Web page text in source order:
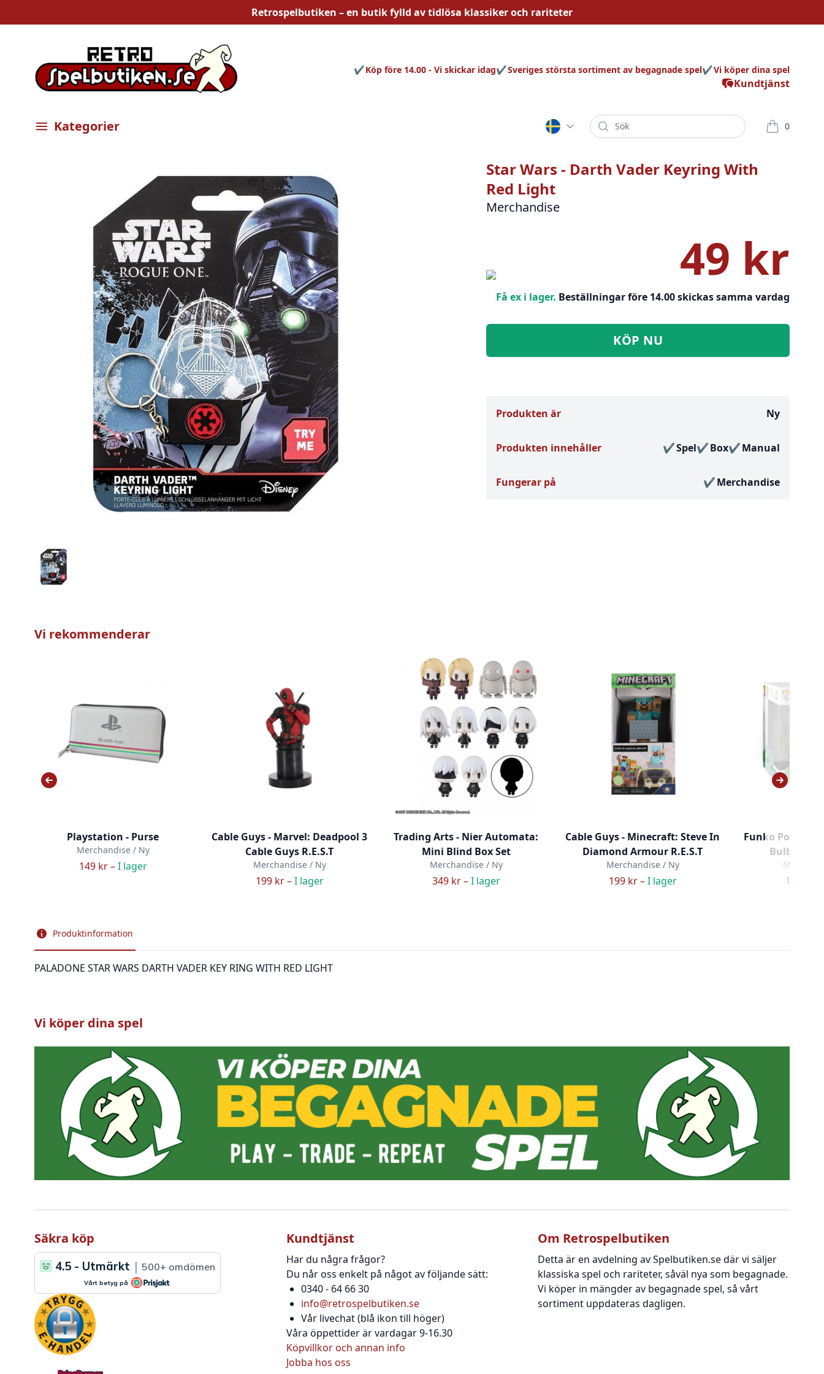
Retrospelbutiken – en butik fylld avtidlösa klassiker och rariteter
Kundtjänst
Köp före 14.00 - Vi skickar idag Sveriges största sortiment av begagnade spel Vi köper dina spel
Öppna meny
Kategorier Sök 0
varor i
Star Wars - Darth Vader Keyring With
Red Light
Merchandise
49 kr
Få ex i lager. Beställningar före 14.00 skickas samma vardag
KÖP NU
Produkten är Ny
Produkten innehåller Spel Box Manual
Fungerar på Merchandise
Vi rekommenderar
Playstation - Purse
Merchandise / Ny
149 kr –I lager
Cable Guys - Marvel: Deadpool 3
Cable Guys R.E.S.T
Merchandise / Ny
199 kr –I lager
Trading Arts - Nier Automata:
Mini Blind Box Set
Merchandise / Ny
349 kr –I lager
Cable Guys - Minecraft: Steve In
Diamond Armour R.E.S.T
Merchandise / Ny
199 kr –I lager
Funko Pop!
Bulbasaur
199 kr –
Produktinformation
PALADONE STAR WARS DARTH VADER KEY RING WITH RED LIGHT
Vi köper dina spel
Säkra köp Kundtjänst
Har du några frågor?
Du når oss enkelt på något av följande sätt:
0340 - 64 66 30
info@retrospelbutiken.se
Vår livechat (blå ikon till höger)
Våra öppettider är vardagar 9-16.30
Köpvillkor och annan info
Jobba hos oss
Om Retrospelbutiken
Detta är en avdelning av Spelbutiken.se där vi säljer
klassiska spel och rariteter, såväl nya som begagnade.
Vi köper in mängder av begagnade spel, så vårt
sortiment uppdateras dagligen.